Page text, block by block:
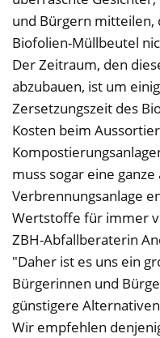
und Bürgern mitteilen,
Biofolien-Müllbeutel
Der Zeitraum, den
abzubauen, ist um
Zersetzungszeit des
Kosten beim
muss sogar eine
Verbrennungsanlage
Wertstoffe für immer
ZBH-Abfallberaterin
"Daher ist es uns ein
Bürgerinnen und
günstigere
Wir empfehlen